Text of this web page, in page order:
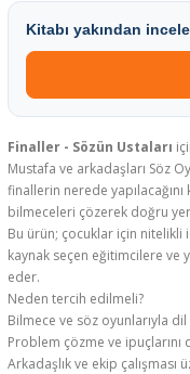
Kitabı yakından
Finaller - Sözün Ustaları
Mustafa ve arkadaşları Söz
finallerin nerede
bilmeceleri çözerek doğru
Bu ürün; çocuklar için nitelikli
kaynak seçen eğitimcilere ve
eder.
Neden tercih edilmeli?
Bilmece ve söz oyunlarıyla
Problem çözme ve
Arkadaşlık ve ekip çalışması